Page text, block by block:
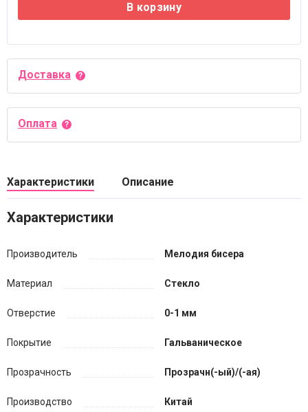
В корзину
Доставка
Оплата
Характеристики Описание
Характеристики
Производитель Мелодия бисера
Материал Стекло
Отверстие 0-1 мм
Покрытие Гальваническое
Прозрачность Прозрачн(-ый)/(-ая)
Производство Китай